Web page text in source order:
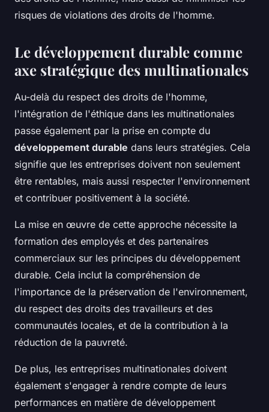
risques de violations des droits de l'homme.
Le développement durable comme
axe stratégique des multinationales
Au-delà du respect des droits de l'homme,
l'intégration de l'éthique dans les multinationales
passe également par la prise en compte du
développement durable dans leurs stratégies. Cela
signifie que les entreprises doivent non seulement
être rentables, mais aussi respecter l'environnement
et contribuer positivement à la société.
La mise en œuvre de cette approche nécessite la
formation des employés et des partenaires
commerciaux sur les principes du développement
durable. Cela inclut la compréhension de
l'importance de la préservation de l'environnement,
du respect des droits des travailleurs et des
communautés locales, et de la contribution à la
réduction de la pauvreté.
De plus, les entreprises multinationales doivent
également s'engager à rendre compte de leurs
performances en matière de développement